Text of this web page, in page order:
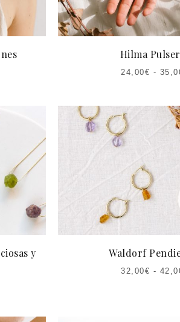
Hilma
24,00€ -
y
Waldorf
32,00€ -